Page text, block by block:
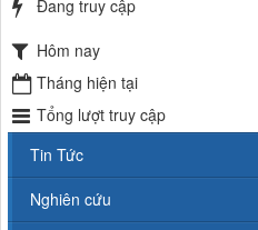
Đang truy cập
Hôm nay
Tháng hiện tại
Tổng lượt truy cập
Tin Tức
Nghiên cứu